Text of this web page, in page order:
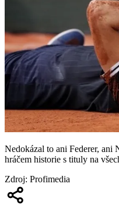
Nedokázal to ani Federer, ani
hráčem historie s tituly na
Zdroj: Profimedia